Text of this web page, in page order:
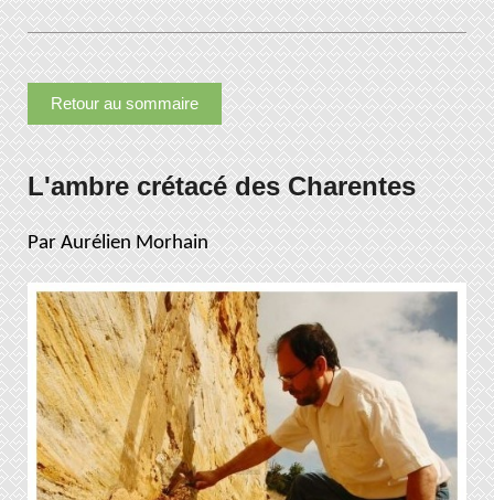
Retour au sommaire
L'ambre crétacé des Charentes
Par Aurélien Morhain